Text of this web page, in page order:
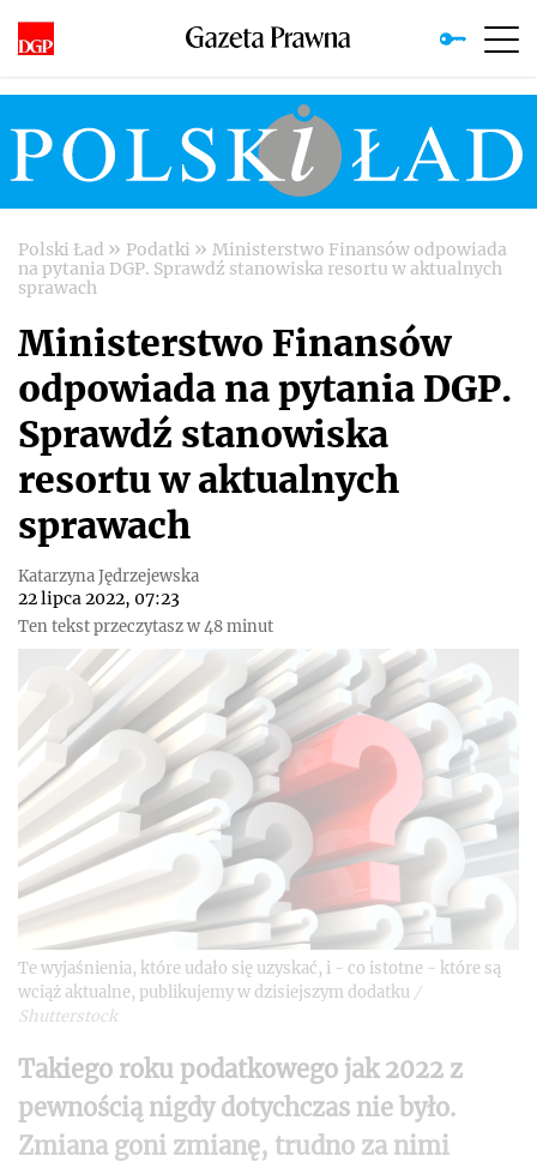
Polski Ład » Podatki » Ministerstwo Finansów odpowiada
na pytania DGP. Sprawdź stanowiska resortu w aktualnych
sprawach
Ministerstwo Finansów
odpowiada na pytania DGP.
Sprawdź stanowiska
resortu w aktualnych
sprawach
Katarzyna Jędrzejewska
22 lipca 2022, 07:23
Ten tekst przeczytasz w 48 minut
Te wyjaśnienia, które udało się uzyskać, i - co istotne - które są
wciąż aktualne, publikujemy w dzisiejszym dodatku /
Shutterstock
Takiego roku podatkowego jak 2022 z
pewnością nigdy dotychczas nie było.
Zmiana goni zmianę, trudno za nimi